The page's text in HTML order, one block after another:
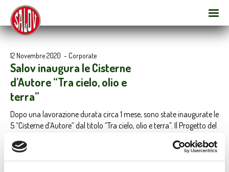
12 Novembre 2020 - Corporate
Salov inaugura le Cisterne
d’Autore “Tra cielo, olio e
terra”
Dopo una lavorazione durata circa 1 mese, sono state inaugurate le
5 “Cisterne d’Autore” dal titolo “Tra cielo, olio e terra”. Il Progetto del
mondiale Giulio “Rosk” Gebbia, è solo uno dei tanti tasselli del
percorso di sostenibilità dell’Azienda.